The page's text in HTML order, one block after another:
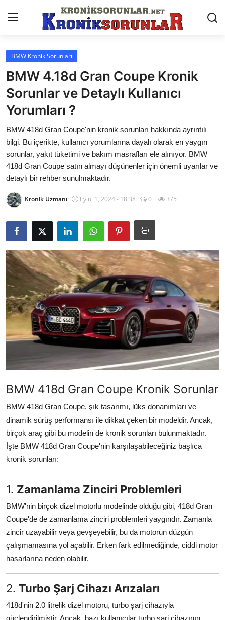
Anasayfa
Markalar
İletişim
Trafik & Cezalar
Sigorta & Kasko
Vergi & ÖTV & MTV
Muayene & Ruhsat
Sorgulamalar
İkinci El & Alım-Satım
Bakım & Arıza Çözümleri
Elektrikli & Hibrit
Kiralama & Filo
Sürüş & Güvenlik
LPG & Yakıt
Elektrik & Akü
Klima & Konfor
Aydınlatma & Görüş
Şanzıman & Aktarma
Dizel Sistemler
Multimedya & Elektronik
BMW Kronik Sorunları
BMW 4.18d Gran Coupe Kronik
Sorunlar ve Detaylı Kullanıcı
Yorumları ?
BMW 418d Gran Coupe'nin kronik sorunları hakkında ayrıntılı
bilgi. Bu içerikte, kullanıcı yorumlarına dayalı olarak en yaygın
sorunlar, yakıt tüketimi ve bakım masrafları ele alınıyor. BMW
418d Gran Coupe satın almayı düşünenler için önemli uyarılar ve
detaylı bir rehber sunulmaktadır.
Kronik Uzmanı Eylül 1, 2024 - 18:38 0 375
BMW 418d Gran Coupe Kronik Sorunlar
BMW 418d Gran Coupe, şık tasarımı, lüks donanımları ve
dinamik sürüş performansı ile dikkat çeken bir modeldir. Ancak,
birçok araç gibi bu modelin de kronik sorunları bulunmaktadır.
İşte BMW 418d Gran Coupe'nin karşılaşabileceğiniz başlıca
kronik sorunları:
1. Zamanlama Zinciri Problemleri
BMW'nin birçok dizel motorlu modelinde olduğu gibi, 418d Gran
Coupe'de de zamanlama zinciri problemleri yaygındır. Zamanla
zincir uzayabilir veya gevşeyebilir, bu da motorun düzgün
çalışmamasına yol açabilir. Erken fark edilmediğinde, ciddi motor
hasarlarına neden olabilir.
2. Turbo Şarj Cihazı Arızaları
418d'nin 2.0 litrelik dizel motoru, turbo şarj cihazıyla